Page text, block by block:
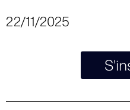
22/11/2025